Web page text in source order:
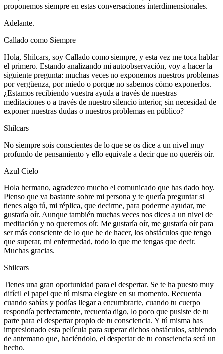
proponemos siempre en estas conversaciones interdimensionales.
Adelante.
Callado como Siempre
Hola, Shilcars, soy Callado como siempre, y esta vez me toca hablar
el primero. Estando analizando mi autoobservación, voy a hacer la
siguiente pregunta: muchas veces no exponemos nuestros problemas
por vergüenza, por miedo o porque no sabemos cómo exponerlos.
¿Estamos recibiendo vuestra ayuda a través de nuestras
meditaciones o a través de nuestro silencio interior, sin necesidad de
exponer nuestras dudas o nuestros problemas en público?
Shilcars
No siempre sois conscientes de lo que se os dice a un nivel muy
profundo de pensamiento y ello equivale a decir que no queréis oír.
Azul Cielo
Hola hermano, agradezco mucho el comunicado que has dado hoy.
Pienso que va bastante sobre mi persona y te quería preguntar si
tienes algo tú, mi réplica, que decirme, para poderme ayudar, me
gustaría oír. Aunque también muchas veces nos dices a un nivel de
meditación y no queremos oír. Me gustaría oír, me gustaría oír para
ser más consciente de lo que he de hacer, los obstáculos que tengo
que superar, mi enfermedad, todo lo que me tengas que decir.
Muchas gracias.
Shilcars
Tienes una gran oportunidad para el despertar. Se te ha puesto muy
difícil el papel que tú misma elegiste en su momento. Recuerda
cuando sabías y podías llegar a encumbrarte, cuando tu cuerpo
respondía perfectamente, recuerda digo, lo poco que pusiste de tu
parte para el despertar propio de tu consciencia. Y tú misma has
impresionado esta película para superar dichos obstáculos, sabiendo
de antemano que, haciéndolo, el despertar de tu consciencia será un
hecho.